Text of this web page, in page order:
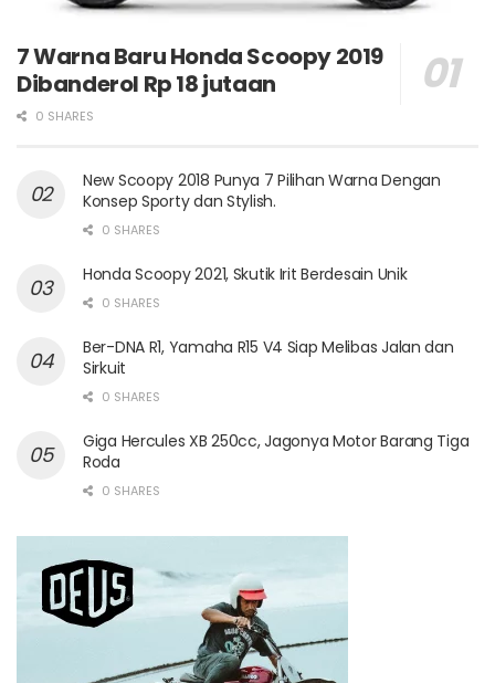
7 Warna Baru Honda Scoopy 2019
Dibanderol Rp 18 jutaan
0 SHARES
New Scoopy 2018 Punya 7 Pilihan Warna Dengan
Konsep Sporty dan Stylish.
0 SHARES
Honda Scoopy 2021, Skutik Irit Berdesain Unik
0 SHARES
Ber-DNA R1, Yamaha R15 V4 Siap Melibas Jalan dan
Sirkuit
0 SHARES
Giga Hercules XB 250cc, Jagonya Motor Barang Tiga
Roda
0 SHARES